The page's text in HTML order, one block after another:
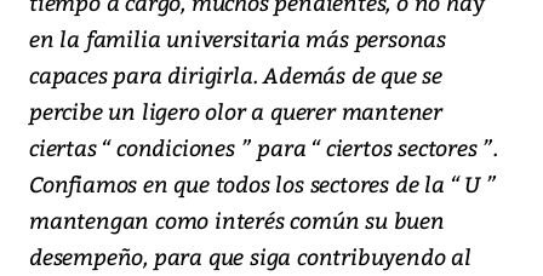
en la familia universitaria más personas
capaces para dirigirla. Además de que se
percibe un ligero olor a querer mantener
ciertas “ condiciones ” para “ ciertos sectores ”.
Confiamos en que todos los sectores de la “ U ”
mantengan como interés común su buen
desempeño, para que siga contribuyendo al